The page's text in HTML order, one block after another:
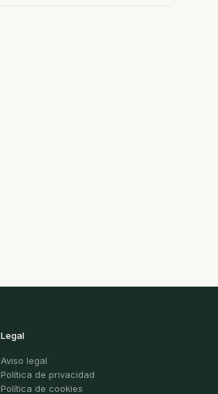
Legal
Aviso legal
Política de privacidad
Política de cookies